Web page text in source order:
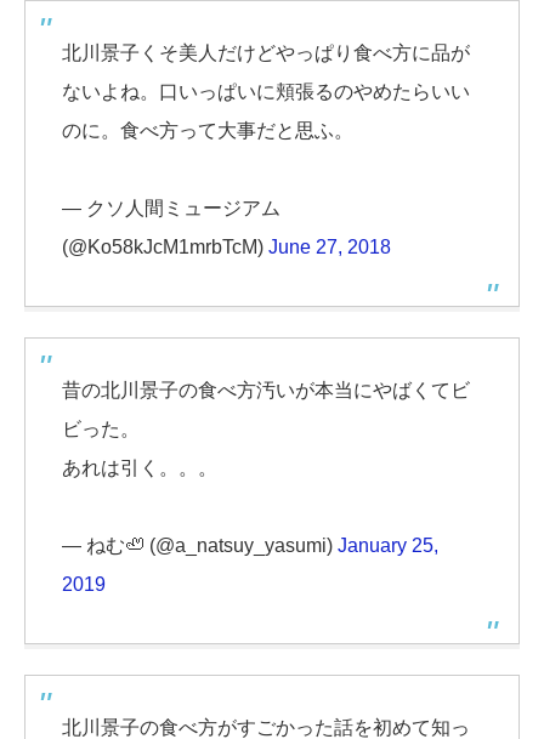
北川景子くそ美人だけどやっぱり食べ方に品が
ないよね。口いっぱいに頬張るのやめたらいい
のに。食べ方って大事だと思ふ。
— クソ人間ミュージアム
(@Ko58kJcM1mrbTcM) June 27, 2018
昔の北川景子の食べ方汚いが本当にやばくてビ
ビった。
あれは引く。。。
— ねむ🦥 (@a_natsuy_yasumi) January 25,
2019
北川景子の食べ方がすごかった話を初めて知っ